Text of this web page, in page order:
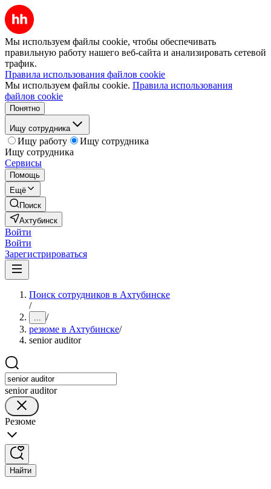
Мы используем файлы cookie, чтобы обеспечивать
правильную работу нашего веб-сайта и анализировать сетевой
трафик.
Правила использования файлов cookie
Мы используем файлы cookie. Правила использования
файлов cookie
Понятно
Ищу сотрудника
Ищу работу
Ищу сотрудника
Ищу сотрудника
Сервисы
Помощь
Ещё
Поиск
Ахтубинск
Войти
Войти
Зарегистрироваться
Поиск сотрудников в Ахтубинске
/
... /
резюме в Ахтубинске/
senior auditor
senior auditor
Резюме
Найти